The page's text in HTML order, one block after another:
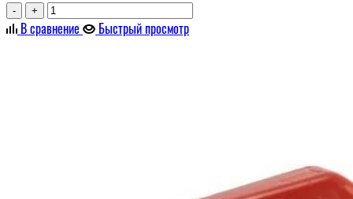
- +
В сравнение Быстрый просмотр